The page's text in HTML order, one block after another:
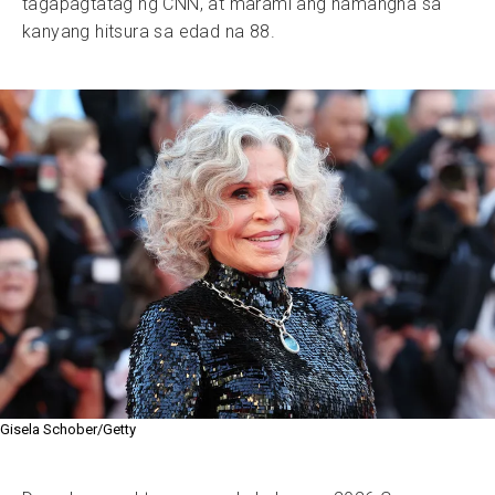
kanyang hitsura sa edad na 88.
Gisela Schober/Getty